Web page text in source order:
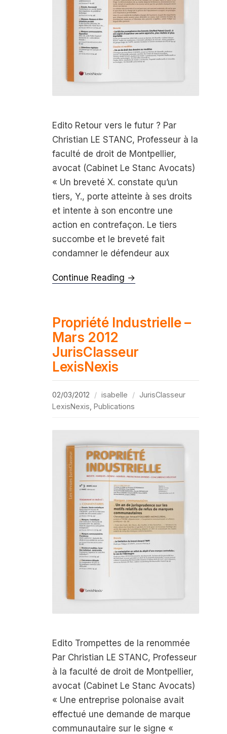
Edito Retour vers le futur ? Par
Christian LE STANC, Professeur à la
faculté de droit de Montpellier,
avocat (Cabinet Le Stanc Avocats)
« Un breveté X. constate qu’un
tiers, Y., porte atteinte à ses droits
et intente à son encontre une
action en contrefaçon. Le tiers
succombe et le breveté fait
condamner le défendeur aux
Continue Reading →
Propriété Industrielle –
Mars 2012
JurisClasseur
LexisNexis
02/03/2012 isabelle
JurisClasseur
LexisNexis Publications
Edito Trompettes de la renommée
Par Christian LE STANC, Professeur
à la faculté de droit de Montpellier,
avocat (Cabinet Le Stanc Avocats)
« Une entreprise polonaise avait
effectué une demande de marque
communautaire sur le signe «